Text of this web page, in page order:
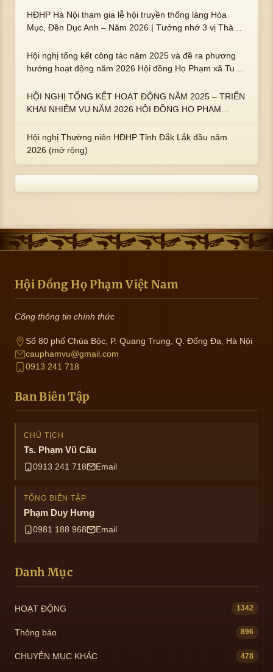
HĐHP Hà Nội tham gia lễ hội truyền thống làng Hòa
Mục, Đền Dục Anh – Năm 2026 | Tưởng nhớ 3 vị Thành
trai : ngài Phạm Huy, Phạm Miện
Hội nghị tổng kết công tác năm 2025 và đề ra phương
hướng hoạt động năm 2026 Hội đồng Họ Phạm xã Tuy
HỘI NGHỊ TỔNG KẾT HOẠT ĐỘNG NĂM 2025 – TRIỂN
KHAI NHIỆM VỤ NĂM 2026 HỘI ĐỒNG HỌ PHẠM
Hội nghị Thường niên HĐHP Tỉnh Đắk Lắk đầu năm
2026 (mở rộng)
Hội Đồng Họ Phạm Việt Nam
Cổng thông tin chính thức
Số 80 phố Chùa Bộc, P. Quang Trung, Q. Đống Đa, Hà Nội
cauphamvu@gmail.com
0913 241 718
Ban Biên Tập
CHỦ TỊCH
Ts. Phạm Vũ Câu
0913 241 718 Email
TỔNG BIÊN TẬP
Phạm Duy Hưng
0981 188 968 Email
Danh Mục
HOẠT ĐỘNG 1342
Thông báo 896
CHUYÊN MỤC KHÁC 478